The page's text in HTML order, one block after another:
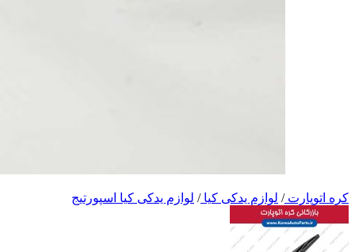
کره اتوپارت/ لوازم یدکی کیا/ لوازم یدکی کیا اسپورتیج